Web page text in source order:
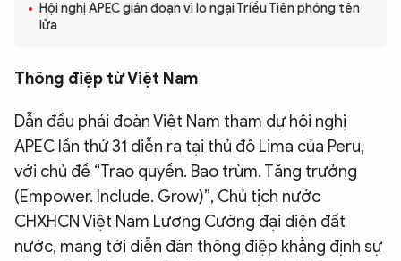
VĂN HÓA - THỂ THAO
BẠN ĐỌC & CAND
ĐA PHƯƠNG TIỆN
eMagazine
Podcast
Video Ảnh
Infographic
Hội nghị APEC gián đoạn vì lo ngại Triều Tiên phóng tên
lửa
Thông điệp từ Việt Nam
Dẫn đầu phái đoàn Việt Nam tham dự hội nghị
APEC lần thứ 31 diễn ra tại thủ đô Lima của Peru,
với chủ đề “Trao quyền. Bao trùm. Tăng trưởng
(Empower. Include. Grow)”, Chủ tịch nước
CHXHCN Việt Nam Lương Cường đại diện đất
nước, mang tới diễn đàn thông điệp khẳng định sự